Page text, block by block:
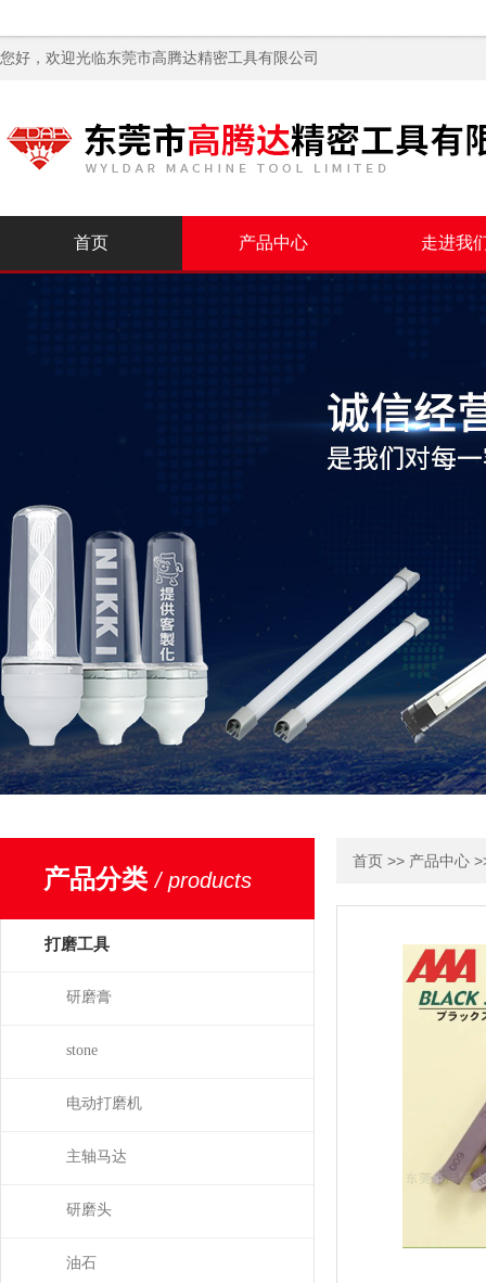
您好，欢迎光临东莞市高腾达精密工具有限公司
首页 产品中心 走进我
产品分类/ products
打磨工具
研磨膏
stone
电动打磨机
主轴马达
研磨头
油石
首页 >> 产品中心